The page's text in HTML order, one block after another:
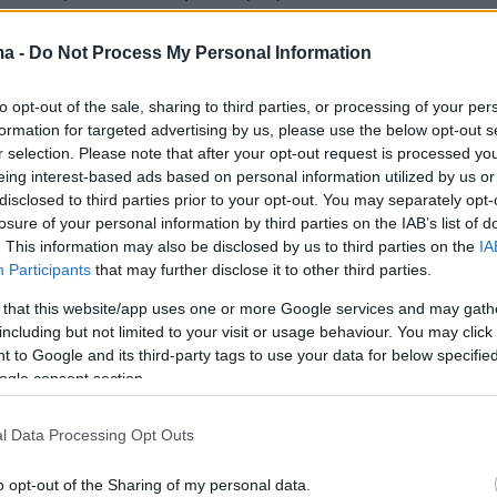
- Do Not Process My Personal Information
opt-out of the sale, sharing to third parties, or processing of your
for targeted advertising by us, please use the below opt-out
selection. Please note that after your opt-out request is processed
interest-based ads based on personal information utilized by us
to third parties prior to your opt-out. You may separately
of your personal information by third parties on the IAB’s list of
This information may also be disclosed by us to third parties on the
Participants that may further disclose it to other third parties.
that this website/app uses one or more Google services and may
but not limited to your visit or usage behaviour. You may
to Google and its third-party tags to use your data for below
consent section.
Data Processing Opt Outs
opt-out of the Sharing of my personal data.
στον Αλέξη Τσίπρα, προτρέποντάς
πιο άγριος».
ο πρόεδρος της ΕΛΑΣ προχώρησε συμβολικά
της ως μέλους του νέου κόμματος, λέγοντάς
ΕΛΑΣίτισσα».
στιγμιότυπο ήρθε όταν ο Αλέξης
«Τι έκανε η Θεοπούλα στην ΕΛΑΣ;», με
απαντά με τη γνωστή της ατάκα: «Μπήκε
ως μέλος και μετά έκανε... θραύση».